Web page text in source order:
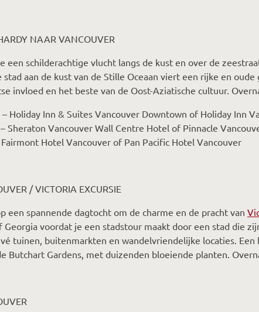
NAAR VANCOUVER
een schilderachtige vlucht langs de kust en over de
stad aan de kust van de Stille Oceaan viert een rijke en
invloed en het beste van de Oost-Aziatische cultuur.
Holiday Inn & Suites Vancouver Downtown of Holiday Inn
Sheraton Vancouver Wall Centre Hotel of Pinnacle
Hotel Vancouver of Pan Pacific Hotel Vancouver
/ VICTORIA EXCURSIE
een spannende dagtocht om de charme en de pracht van
Georgia voordat je een stadstour maakt door een stad die
tuinen, buitenmarkten en wandelvriendelijke locaties. Een
Butchart Gardens, met duizenden bloeiende planten.